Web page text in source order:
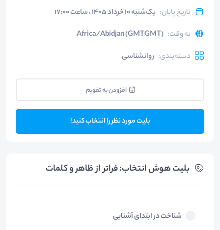
تاریخ پایان: یک‌شنبه ۱۰ خرداد ۱۴۰۵ ، ساعت ۱۷:۰۰
به وقت:
Africa/Abidjan (GMTGMT)
دسته‌بندی: روانشناسی
افزودن به تقویم
بلیت مورد نظر را انتخاب کنید!
بلیت‌ هوش انتخاب: فراتر از ظاهر و کلمات
شناخت در ابتدای آشنایی